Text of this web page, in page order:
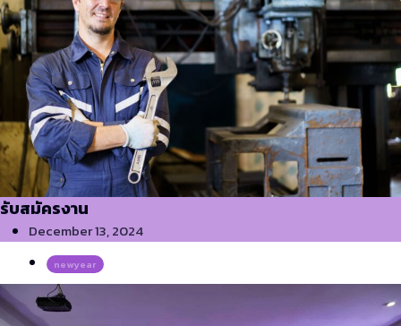
รับสมัครงาน
December 13, 2024
newyear